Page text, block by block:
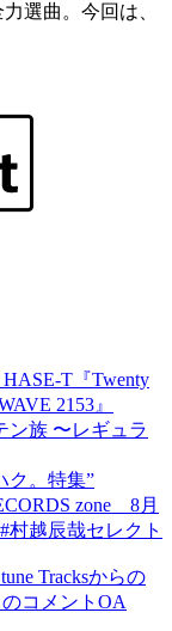
選曲。今回は、
T『Twenty
2153』
ン族 〜レギュラ
ク。特集”
zone 8月
村越辰哉セレクト
Tracksからの
コメントOA